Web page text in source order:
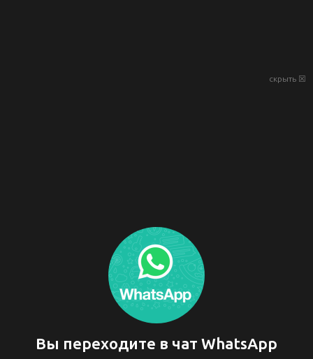
скрыть ☒
Вы переходите в чат WhatsApp